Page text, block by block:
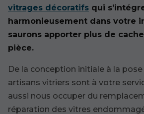
vitrages décoratifs qui
harmonieusement dans votre
saurons apporter plus de
pièce.
De la conception initiale à la pose
artisans vitriers sont à votre
aussi nous occuper du
réparation des vitres